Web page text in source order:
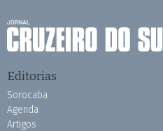
Editorias
Sorocaba
Agenda
Artigos